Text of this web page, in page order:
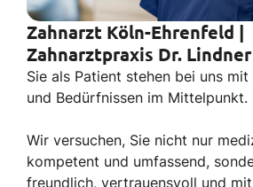
Zahnarzt Köln-Ehrenfeld |
Zahnarztpraxis Dr. Lindner
Sie als Patient stehen bei uns mit
und Bedürfnissen im Mittelpunkt.
Wir versuchen, Sie nicht nur
kompetent und umfassend,
freundlich, vertrauensvoll und